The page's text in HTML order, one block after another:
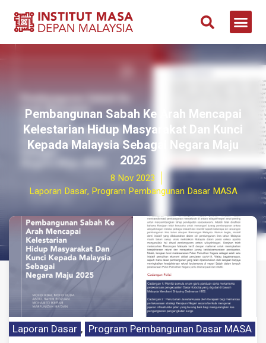
Pembangunan Sabah Ke Arah Mencapai
Kelestarian Hidup Masyarakat Dan Kunci
Kepada Malaysia Sebagai Negara Maju
2025
8 Nov 2023
Laporan Dasar, Program Pembangunan Dasar MASA
Laporan Dasar , Program Pembangunan Dasar MASA